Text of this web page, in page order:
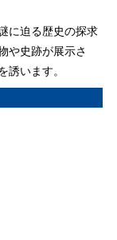
に迫る歴史の探求
や史跡が展示さ
誘います。